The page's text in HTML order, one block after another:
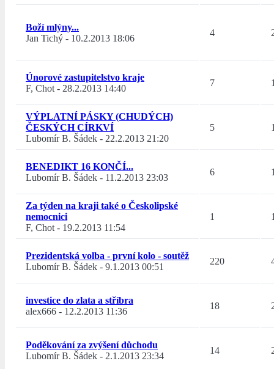
Boží mlýny...
Jan Tichý - 10.2.2013 18:06
4
Únorové zastupitelstvo kraje
F, Chot- 28.2.2013 14:40
7
VÝPLATNÍ PÁSKY (CHUDÝCH)
ČESKÝCH CÍRKVÍ
Lubomír B. Šádek - 22.2.2013 21:20
5
BENEDIKT 16 KONČÍ...
Lubomír B. Šádek - 11.2.2013 23:03
6
Za týden na kraji také o Českolipské
nemocnici
F, Chot- 19.2.2013 11:54
1
Prezidentská volba - první kolo - soutěž
Lubomír B. Šádek - 9.1.2013 00:51
220
investice do zlata a stříbra
alex666 - 12.2.2013 11:36
18
Poděkování za zvýšení důchodu
Lubomír B. Šádek - 2.1.2013 23:34
14